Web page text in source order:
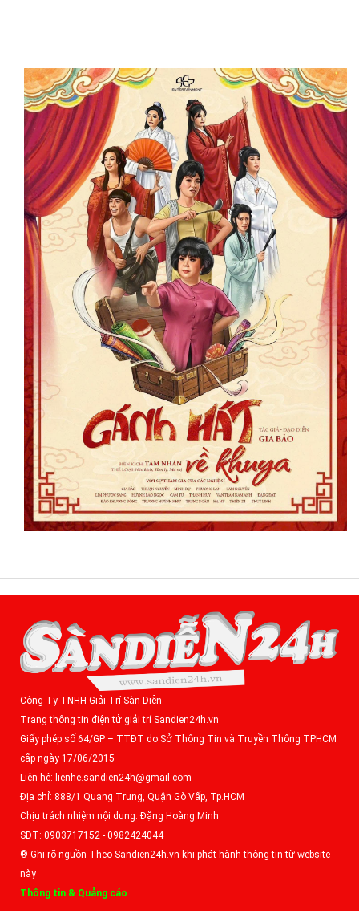
Công Ty TNHH Giải Trí Sàn Diễn
Trang thông tin điện tử giải trí Sandien24h.vn
Giấy phép số 64/GP – TTĐT do Sở Thông Tin và Truyền Thông TPHCM
cấp ngày 17/06/2015
Liên hệ: lienhe.sandien24h@gmail.com
Địa chỉ: 888/1 Quang Trung, Quận Gò Vấp, Tp.HCM
Chịu trách nhiệm nội dung: Đặng Hoàng Minh
SĐT: 0903717152 - 0982424044
® Ghi rõ nguồn Theo Sandien24h.vn khi phát hành thông tin từ website
này
Thông tin & Quảng cáo